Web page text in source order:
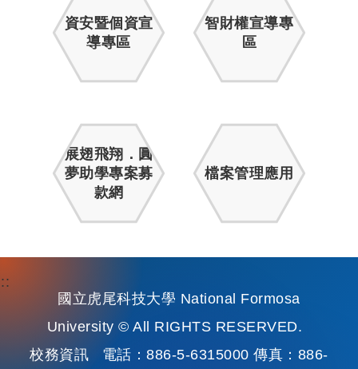
資安暨個資宣
導專區
智財權宣導專
區
展翅飛翔．圓
夢助學專案募
款網
檔案管理應用
國立虎尾科技大學 National Formosa
University © All RIGHTS RESERVED.
校務資訊 電話：886-5-6315000 傳真：886-